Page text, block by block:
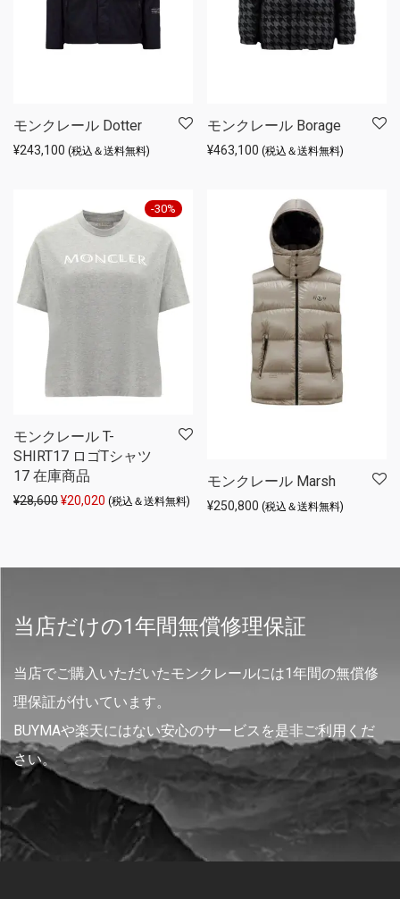
モンクレール Dotter
¥243,100 (税込＆送料無料)
モンクレール Borage
¥463,100 (税込＆送料無料)
-30%
モンクレール T-
SHIRT17 ロゴTシャツ
17 在庫商品
¥28,600元の価格は ¥28,600 でした。
¥20,020 現在の価格は ¥20,020 です。
(税込＆送料無料)
モンクレール Marsh
¥250,800 (税込＆送料無料)
当店だけの1年間無償修理保証
当店でご購入いただいたモンクレールには1年間の無償修
理保証が付いています。
BUYMAや楽天にはない安心のサービスを是非ご利用くだ
さい。